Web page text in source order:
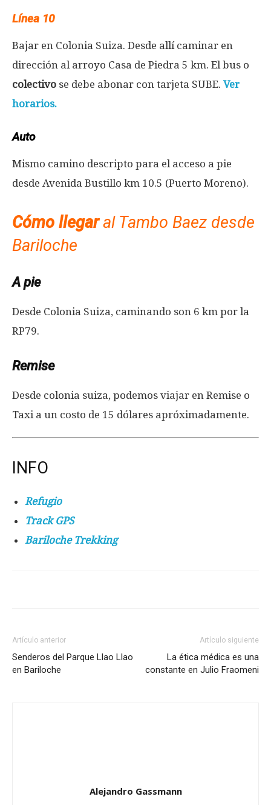
Línea 10
Bajar en Colonia Suiza. Desde allí caminar en
dirección al arroyo Casa de Piedra 5 km. El bus o
colectivo se debe abonar con tarjeta SUBE. Ver
horarios.
Auto
Mismo camino descripto para el acceso a pie
desde Avenida Bustillo km 10.5 (Puerto Moreno).
Cómo llegaral Tambo Baez desde
Bariloche
A pie
Desde Colonia Suiza, caminando son 6 km por la
RP79.
Remise
Desde colonia suiza, podemos viajar en Remise o
Taxi a un costo de 15 dólares apróximadamente.
INFO
Refugio
Track GPS
Bariloche Trekking
Artículo anterior
Senderos del Parque Llao Llao
en Bariloche
Artículo siguiente
La ética médica es una
constante en Julio Fraomeni
Alejandro Gassmann